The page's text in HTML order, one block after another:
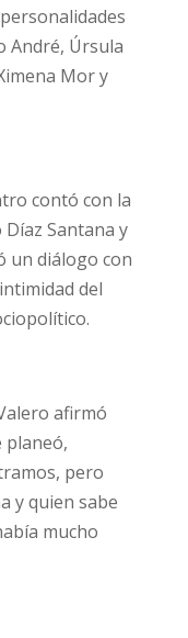
André, Úrsula
Mor y
contó con la
Santana y
un diálogo con
del
afirmó
planeó,
pero
y quien sabe
mucho